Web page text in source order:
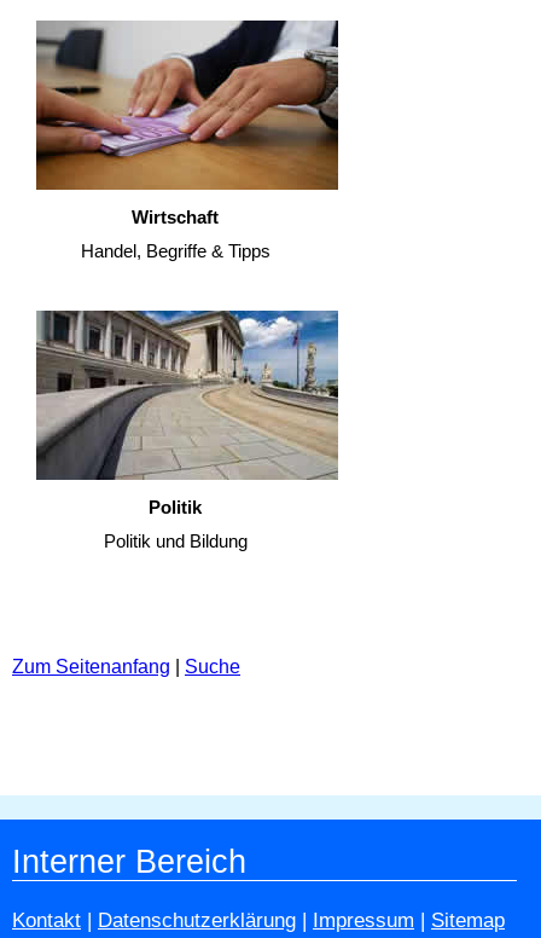
Wirtschaft
Handel, Begriffe & Tipps
Politik
Politik und Bildung
Zum Seitenanfang Suche
Interner Bereich
Kontakt Datenschutzerklärung Impressum Sitemap